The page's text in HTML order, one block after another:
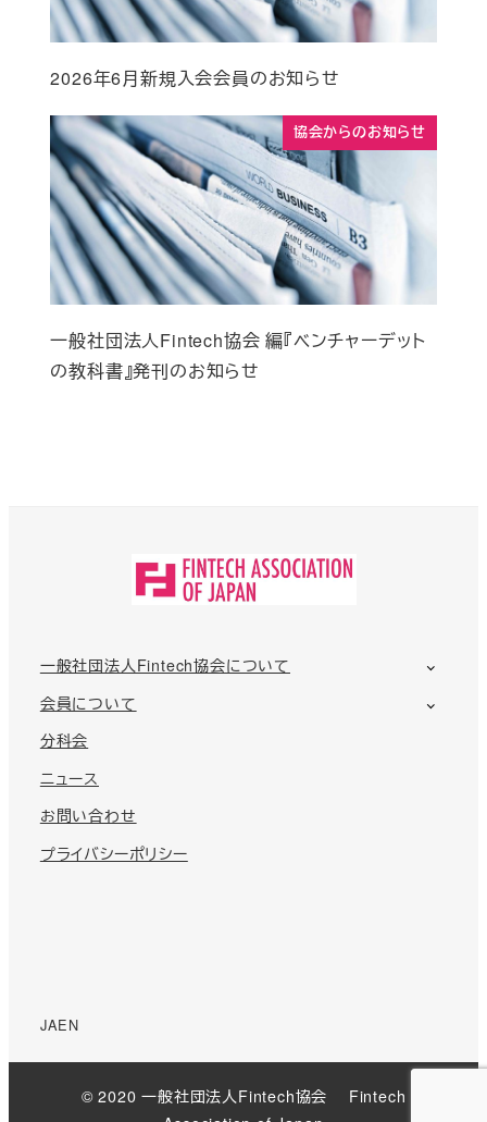
2026年6月新規入会会員のお知らせ
協会からのお知らせ
一般社団法人Fintech協会 編『ベンチャーデット
の教科書』発刊のお知らせ
一般社団法人Fintech協会について
会員について
分科会
ニュース
お問い合わせ
プライバシーポリシー
JAEN
© 2020 一般社団法人Fintech協会 Fintech